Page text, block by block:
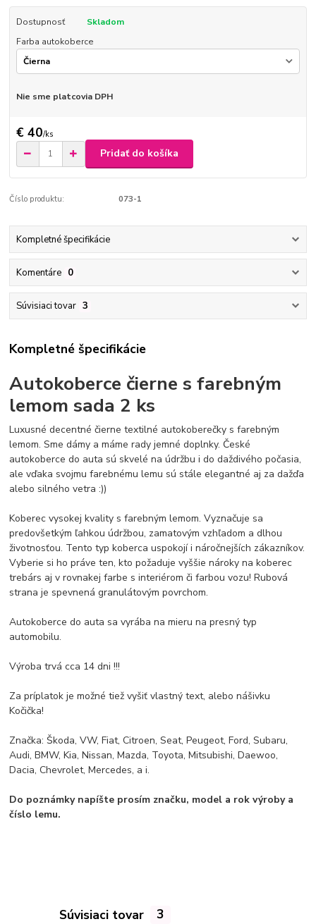
Dostupnosť
Skladom
Farba autokoberce
Nie sme platcovia DPH
€ 40/ks
Pridať do košíka
Číslo produktu: 073-1
Kompletné špecifikácie
Komentáre 0
Súvisiaci tovar 3
Kompletné špecifikácie
Autokoberce čierne s farebným
lemom sada 2 ks
Luxusné decentné čierne textilné autokoberečky s farebným
lemom.Sme dámy a máme rady jemné doplnky. České
autokoberce do auta sú skvelé na údržbu i do daždivého počasia,
ale vďaka svojmu farebnému lemu sú stále elegantné aj za dažďa
alebo silného vetra :))
Koberec vysokej kvality s farebným lemom.Vyznačuje sa
predovšetkým ľahkou údržbou, zamatovým vzhľadom a dlhou
životnosťou. Tento typ koberca uspokojí i náročnejších zákazníkov.
Vyberie si ho práve ten, kto požaduje vyššie nároky na koberec
trebárs aj v rovnakej farbe s interiérom či farbou vozu!Rubová
strana je spevnená granulátovým povrchom.
Autokoberce do auta sa vyrába na mieru na presný typ
automobilu.
Výroba trvá cca 14 dni !!!
Za príplatok je možné tiež vyšiť vlastný text, alebo nášivku
Kočička!
Značka: Škoda, VW, Fiat, Citroen, Seat, Peugeot, Ford, Subaru,
Audi, BMW, Kia, Nissan, Mazda, Toyota, Mitsubishi, Daewoo,
Dacia, Chevrolet, Mercedes, a i.
Do poznámky napíšte prosím značku, model a rok výroby a
číslo lemu.
Súvisiaci tovar 3